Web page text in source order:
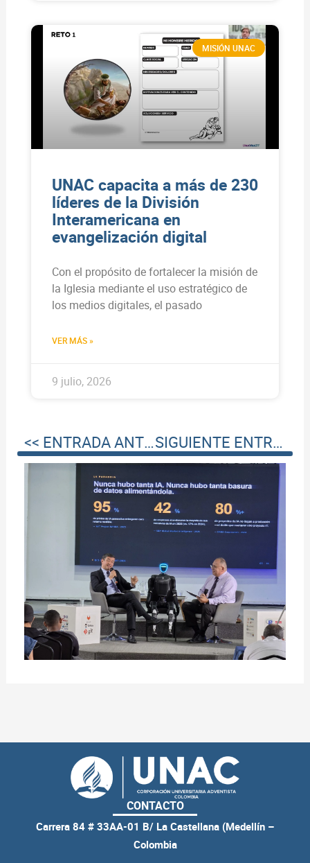
MISIÓN UNAC
UNAC capacita a más de 230
líderes de la División
Interamericana en
evangelización digital
Con el propósito de fortalecer la misión de
la Iglesia mediante el uso estratégico de
los medios digitales, el pasado
VER MÁS »
9 julio, 2026
<< ENTRADA ANTERIOR SIGUIENTE ENTRADA >>
CONTACTO
Carrera 84 # 33AA-01 B/ La Castellana (Medellín –
Colombia